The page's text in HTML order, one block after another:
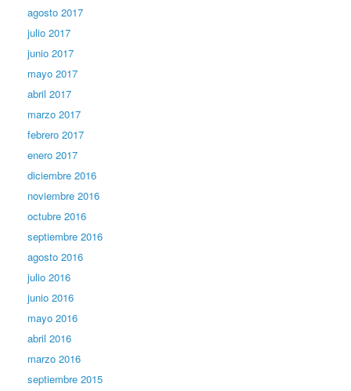
agosto 2017
julio 2017
junio 2017
mayo 2017
abril 2017
marzo 2017
febrero 2017
enero 2017
diciembre 2016
noviembre 2016
octubre 2016
septiembre 2016
agosto 2016
julio 2016
junio 2016
mayo 2016
abril 2016
marzo 2016
septiembre 2015